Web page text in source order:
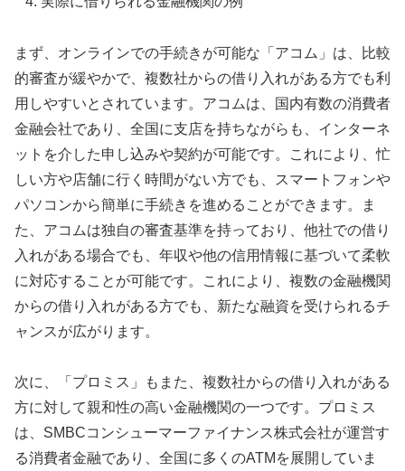
まず、オンラインでの手続きが可能な「アコム」は、比較
的審査が緩やかで、複数社からの借り入れがある方でも利
用しやすいとされています。アコムは、国内有数の消費者
金融会社であり、全国に支店を持ちながらも、インターネ
ットを介した申し込みや契約が可能です。これにより、忙
しい方や店舗に行く時間がない方でも、スマートフォンや
パソコンから簡単に手続きを進めることができます。ま
た、アコムは独自の審査基準を持っており、他社での借り
入れがある場合でも、年収や他の信用情報に基づいて柔軟
に対応することが可能です。これにより、複数の金融機関
からの借り入れがある方でも、新たな融資を受けられるチ
ャンスが広がります。
次に、「プロミス」もまた、複数社からの借り入れがある
方に対して親和性の高い金融機関の一つです。プロミス
は、SMBCコンシューマーファイナンス株式会社が運営す
る消費者金融であり、全国に多くのATMを展開していま